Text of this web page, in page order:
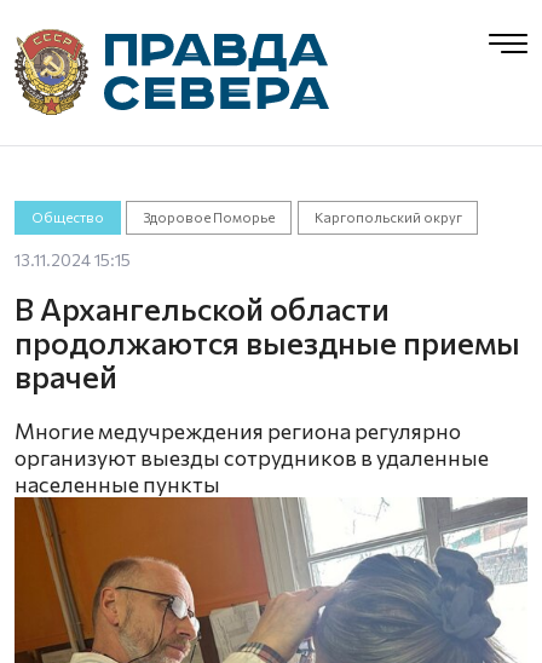
Общество Здоровое Поморье Каргопольский округ
13.11.2024 15:15
В Архангельской области
продолжаются выездные приемы
врачей
Многие медучреждения региона регулярно
организуют выезды сотрудников в удаленные
населенные пункты